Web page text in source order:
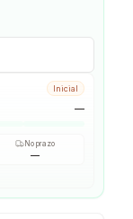
Inicial
—
No prazo
—